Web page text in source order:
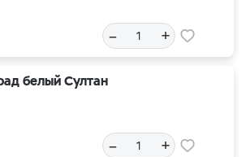
– +
белый Султан
– +